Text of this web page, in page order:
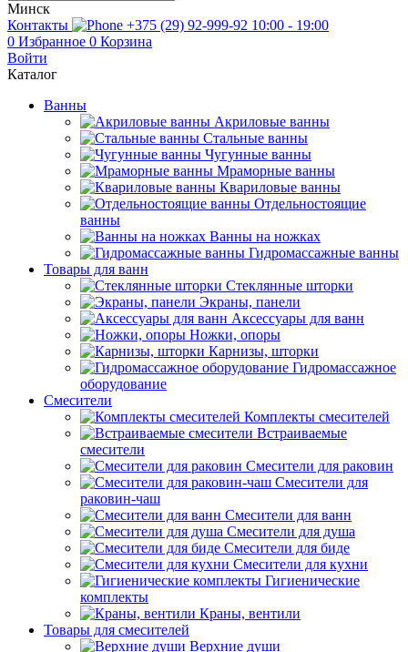
Минск
Контакты
+375 (29) 92-999-92 10:00 - 19:00
0 Избранное 0 Корзина
Войти
Каталог
Ванны
Акриловые ванны
Стальные ванны
Чугунные ванны
Мраморные ванны
Квариловые ванны
Отдельностоящие
ванны
Ванны на ножках
Гидромассажные ванны
Товары для ванн
Стеклянные шторки
Экраны, панели
Аксессуары для ванн
Ножки, опоры
Карнизы, шторки
Гидромассажное
оборудование
Смесители
Комплекты смесителей
Встраиваемые
смесители
Смесители для раковин
Смесители для
раковин-чаш
Смесители для ванн
Смесители для душа
Смесители для биде
Смесители для кухни
Гигиенические
комплекты
Краны, вентили
Товары для смесителей
Верхние души